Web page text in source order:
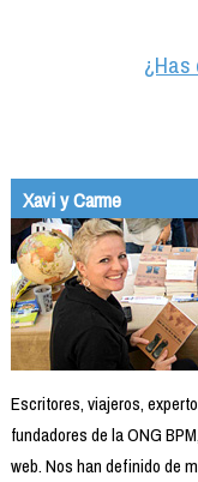
¿Has
Xavi y Carme
Escritores, viajeros,
fundadores de la ONG
web. Nos han definido de